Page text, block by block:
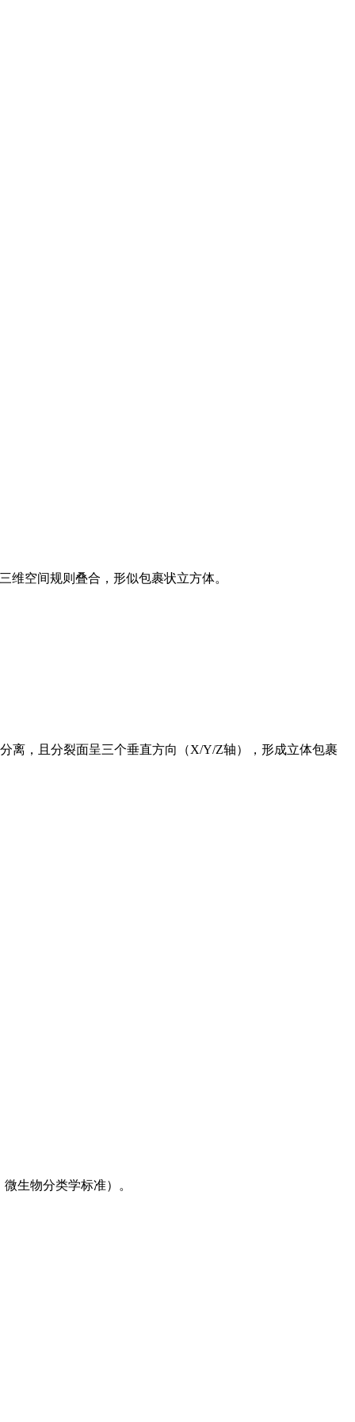
维空间规则叠合，形似包裹状立方体。
离，且分裂面呈三个垂直方向（X/Y/Z轴），形成立体包裹
生物分类学标准）。